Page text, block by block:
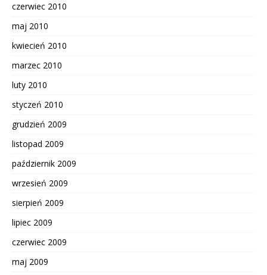
czerwiec 2010
maj 2010
kwiecień 2010
marzec 2010
luty 2010
styczeń 2010
grudzień 2009
listopad 2009
październik 2009
wrzesień 2009
sierpień 2009
lipiec 2009
czerwiec 2009
maj 2009